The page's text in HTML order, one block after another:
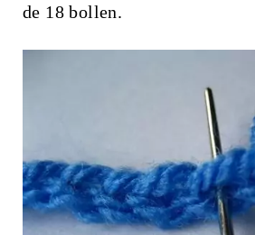
de 18 bollen.